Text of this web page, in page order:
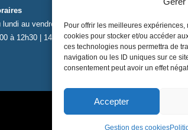
Pour offrir les meilleures
cookies pour stocker et/ou accéder
ces technologies nous permettra de
navigation ou les ID uniques sur ce
consentement peut avoir un effet
Accepter
Gestion des cookies
lundi au vendredi
à 12h30 | 14h00 à 17h00